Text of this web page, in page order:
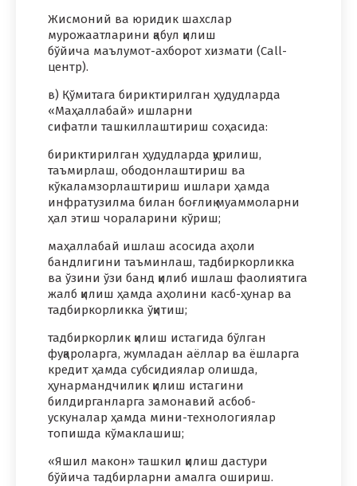
Жисмоний ва юридик шахслар
мурожаатларини қабул қилиш
бўйича маълумот-ахборот хизмати (Саll-
центр).
в) Қўмитага бириктирилган ҳудудларда
«Маҳаллабай» ишларни
сифатли ташкиллаштириш соҳасида:
бириктирилган ҳудудларда қурилиш,
таъмирлаш, ободонлаштириш ва
кўкаламзорлаштириш ишлари ҳамда
инфратузилма билан боғлиқ муаммоларни
ҳал этиш чораларини кўриш;
маҳаллабай ишлаш асосида аҳоли
бандлигини таъминлаш, тадбиркорликка
ва ўзини ўзи банд қилиб ишлаш фаолиятига
жалб қилиш ҳамда аҳолини касб-ҳунар ва
тадбиркорликка ўқитиш;
тадбиркорлик қилиш истагида бўлган
фуқароларга, жумладан аёллар ва ёшларга
кредит ҳамда субсидиялар олишда,
ҳунармандчилик қилиш истагини
билдирганларга замонавий асбоб-
ускуналар ҳамда мини-технологиялар
топишда кўмаклашиш;
«Яшил макон» ташкил қилиш дастури
бўйича тадбирларни амалга ошириш.